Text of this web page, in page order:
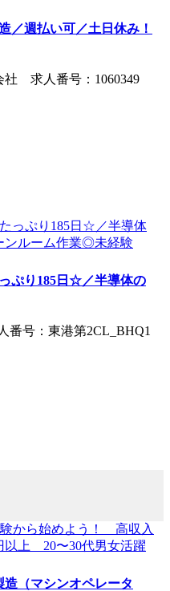
／週払い可／土日休み！
社 求人番号：1060349
ぷり185日☆／半導体の
号：東港第2CL_BHQ1
（マシンオペレータ